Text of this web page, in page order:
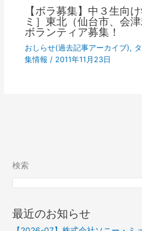
【ボラ募集】中３生向
ミ］東北（仙台市、会
ボランティア募集！
おしらせ(過去記事アーカイブ),
集情報 / 2011年11月23日
検索
最近のお知らせ